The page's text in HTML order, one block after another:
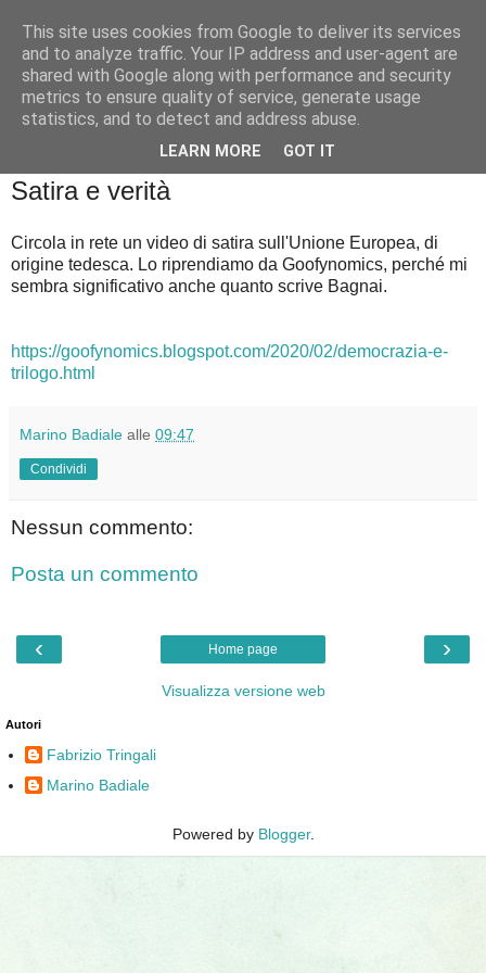
Badiale & Tringali
Satira e verità
Circola in rete un video di satira sull'Unione Europea, di
origine tedesca. Lo riprendiamo da Goofynomics, perché mi
sembra significativo anche quanto scrive Bagnai.
https://goofynomics.blogspot.com/2020/02/democrazia-e-
trilogo.html
Marino Badiale alle 09:47
Condividi
Nessun commento:
Posta un commento
‹ ›
Home page
Visualizza versione web
Autori
Fabrizio Tringali
Marino Badiale
Powered by Blogger.
This site uses cookies from Google to deliver its services
and to analyze traffic. Your IP address and user-agent are
shared with Google along with performance and security
metrics to ensure quality of service, generate usage
statistics, and to detect and address abuse.
LEARN MORE GOT IT